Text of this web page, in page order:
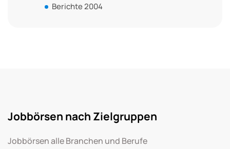
Berichte 2004
Jobbörsen nach Zielgruppen
Jobbörsen alle Branchen und Berufe